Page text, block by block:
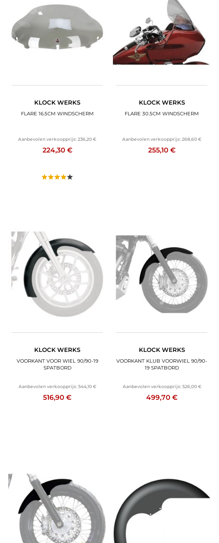
KLOCK WERKS
FLARE 16.5CM WINDSCHERM
Aanbevolen verkoopprijs:236,20 €
224,30 €
KLOCK WERKS
FLARE 30.5CM WINDSCHERM
Aanbevolen verkoopprijs:268,60 €
255,10 €
KLOCK WERKS
VOORKANT VOOR WIEL 90/90-19
SPATBORD
Aanbevolen verkoopprijs: 544,10 €
516,90 €
KLOCK WERKS
VOORKANT KLUB VOORWIEL 90/90-
19 SPATBORD
Aanbevolen verkoopprijs: 526,00 €
499,70 €